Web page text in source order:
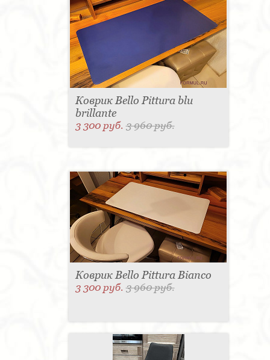
Коврик Bello Pittura blu
brillante
3 300 руб.3 960 руб.
Коврик Bello Pittura Bianco
3 300 руб.3 960 руб.